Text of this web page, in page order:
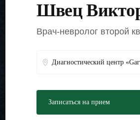
Швец
Врач-невролог второй
Диагностический центр
Записаться на прием